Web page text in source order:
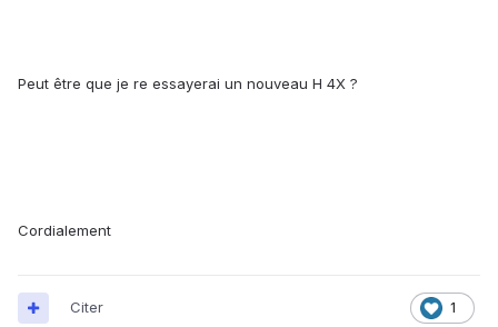
Peut être que je re essayerai un nouveau H 4X ?
Cordialement
1
Citer